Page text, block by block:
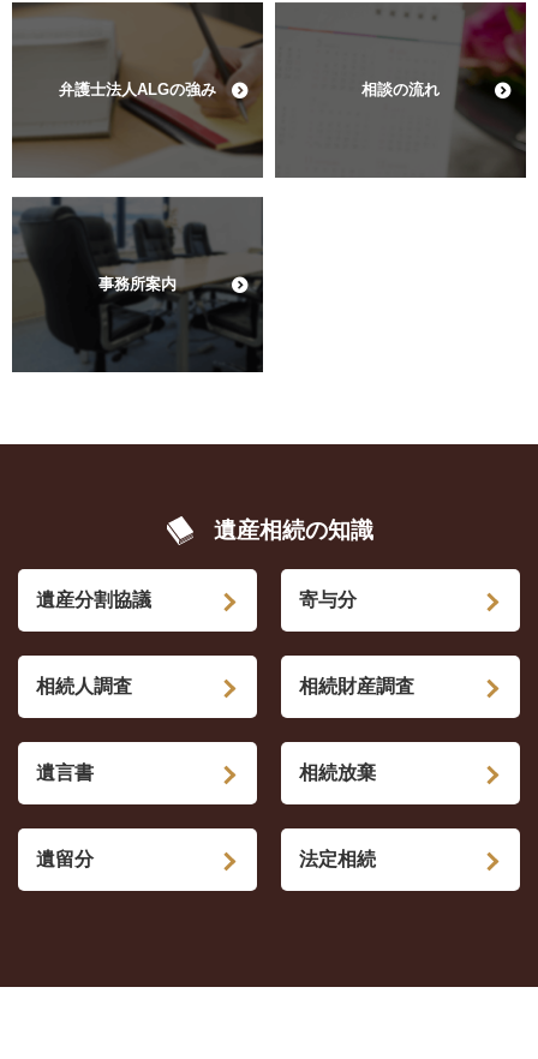
弁護士法人ALGの強み 相談の流れ
事務所案内
遺産相続の知識
遺産分割協議 寄与分
相続人調査 相続財産調査
遺言書 相続放棄
遺留分 法定相続